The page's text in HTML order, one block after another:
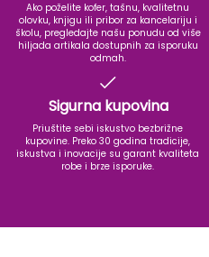
Ako poželite kofer, tašnu, kvalitetnu
olovku, knjigu ili pribor za kancelariju i
školu, pregledajte našu ponudu od više
hiljada artikala dostupnih za isporuku
odmah.
Sigurna kupovina
Priuštite sebi iskustvo bezbrižne
kupovine. Preko 30 godina tradicije,
iskustva i inovacije su garant kvaliteta
robe i brze isporuke.